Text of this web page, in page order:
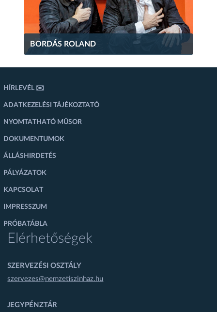
BORDÁS ROLAND
HÍRLEVÉL ✉️
ADATKEZELÉSI TÁJÉKOZTATÓ
NYOMTATHATÓ MŰSOR
DOKUMENTUMOK
ÁLLÁSHIRDETÉS
PÁLYÁZATOK
KAPCSOLAT
IMPRESSZUM
PRÓBATÁBLA
Elérhetőségek
SZERVEZÉSI OSZTÁLY
szervezes@nemzetiszinhaz.hu
JEGYPÉNZTÁR